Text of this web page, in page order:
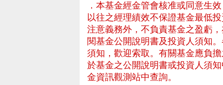
．本基金經金管會核准或同意生
以往之經理績效不保證基金最低
注意義務外，不負責基金之盈虧
閱基金公開說明書及投資人須知
須知，歡迎索取。有關基金應負
於基金之公開說明書或投資人須
金資訊觀測站中查詢。